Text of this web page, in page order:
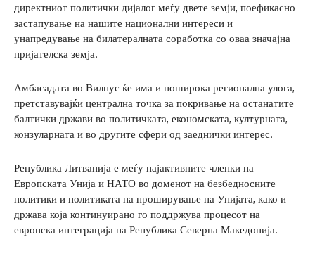
директниот политички дијалог меѓу двете земји, поефикасно
застапување на нашите национални интереси и
унапредување на билатералната соработка со оваа значајна
пријателска земја.
Амбасадата во Вилнус ќе има и поширока регионална улога,
претставувајќи централна точка за покривање на останатите
балтички држави во политичката, економската, културната,
конзуларната и во другите сфери од заеднички интерес.
Република Литванија е меѓу најактивните членки на
Европската Унија и НАТО во доменот на безбедносните
политики и политиката на проширување на Унијата, како и
држава која континуирано го поддржува процесот на
европска интеграција на Република Северна Македонија.